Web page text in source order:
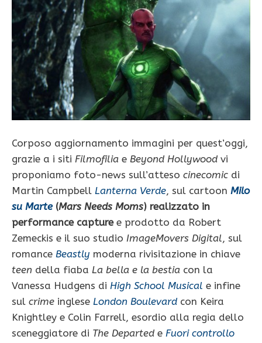
Corposo aggiornamento immagini per quest’oggi,
grazie a i siti Filmofilia e Beyond Hollywood vi
proponiamo foto-news sull’atteso cinecomic di
Martin Campbell Lanterna Verde, sul cartoon Milo
su Marte(Mars Needs Moms) realizzato in
performance capturee prodotto da Robert
Zemeckis e il suo studio ImageMovers Digital, sul
romance Beastly moderna rivisitazione in chiave
teen della fiaba La bella e la bestia con la
Vanessa Hudgens di High School Musical e infine
sul crime inglese London Boulevardcon Keira
Knightley e Colin Farrell, esordio alla regia dello
sceneggiatore di The Departed e Fuori controllo